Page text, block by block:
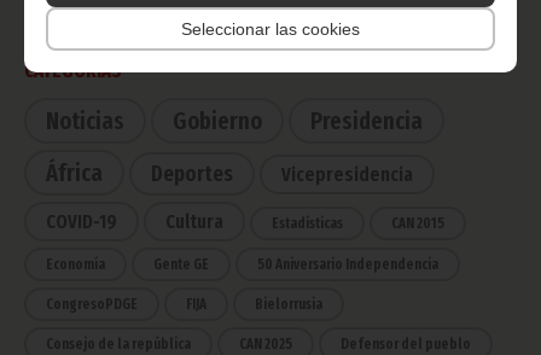
Seleccionar las cookies
CATEGORÍAS
Noticias Gobierno
Presidencia
África
Deportes Vicepresidencia
COVID-19 Cultura Estadísticas CAN 2015
Economía Gente GE 50 Aniversario Independencia
CongresoPDGE FIJA Bielorrusia
Consejo de la república CAN 2025 Defensor del pueblo